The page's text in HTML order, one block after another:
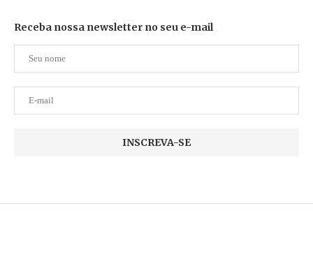
Receba nossa newsletter no seu e-mail